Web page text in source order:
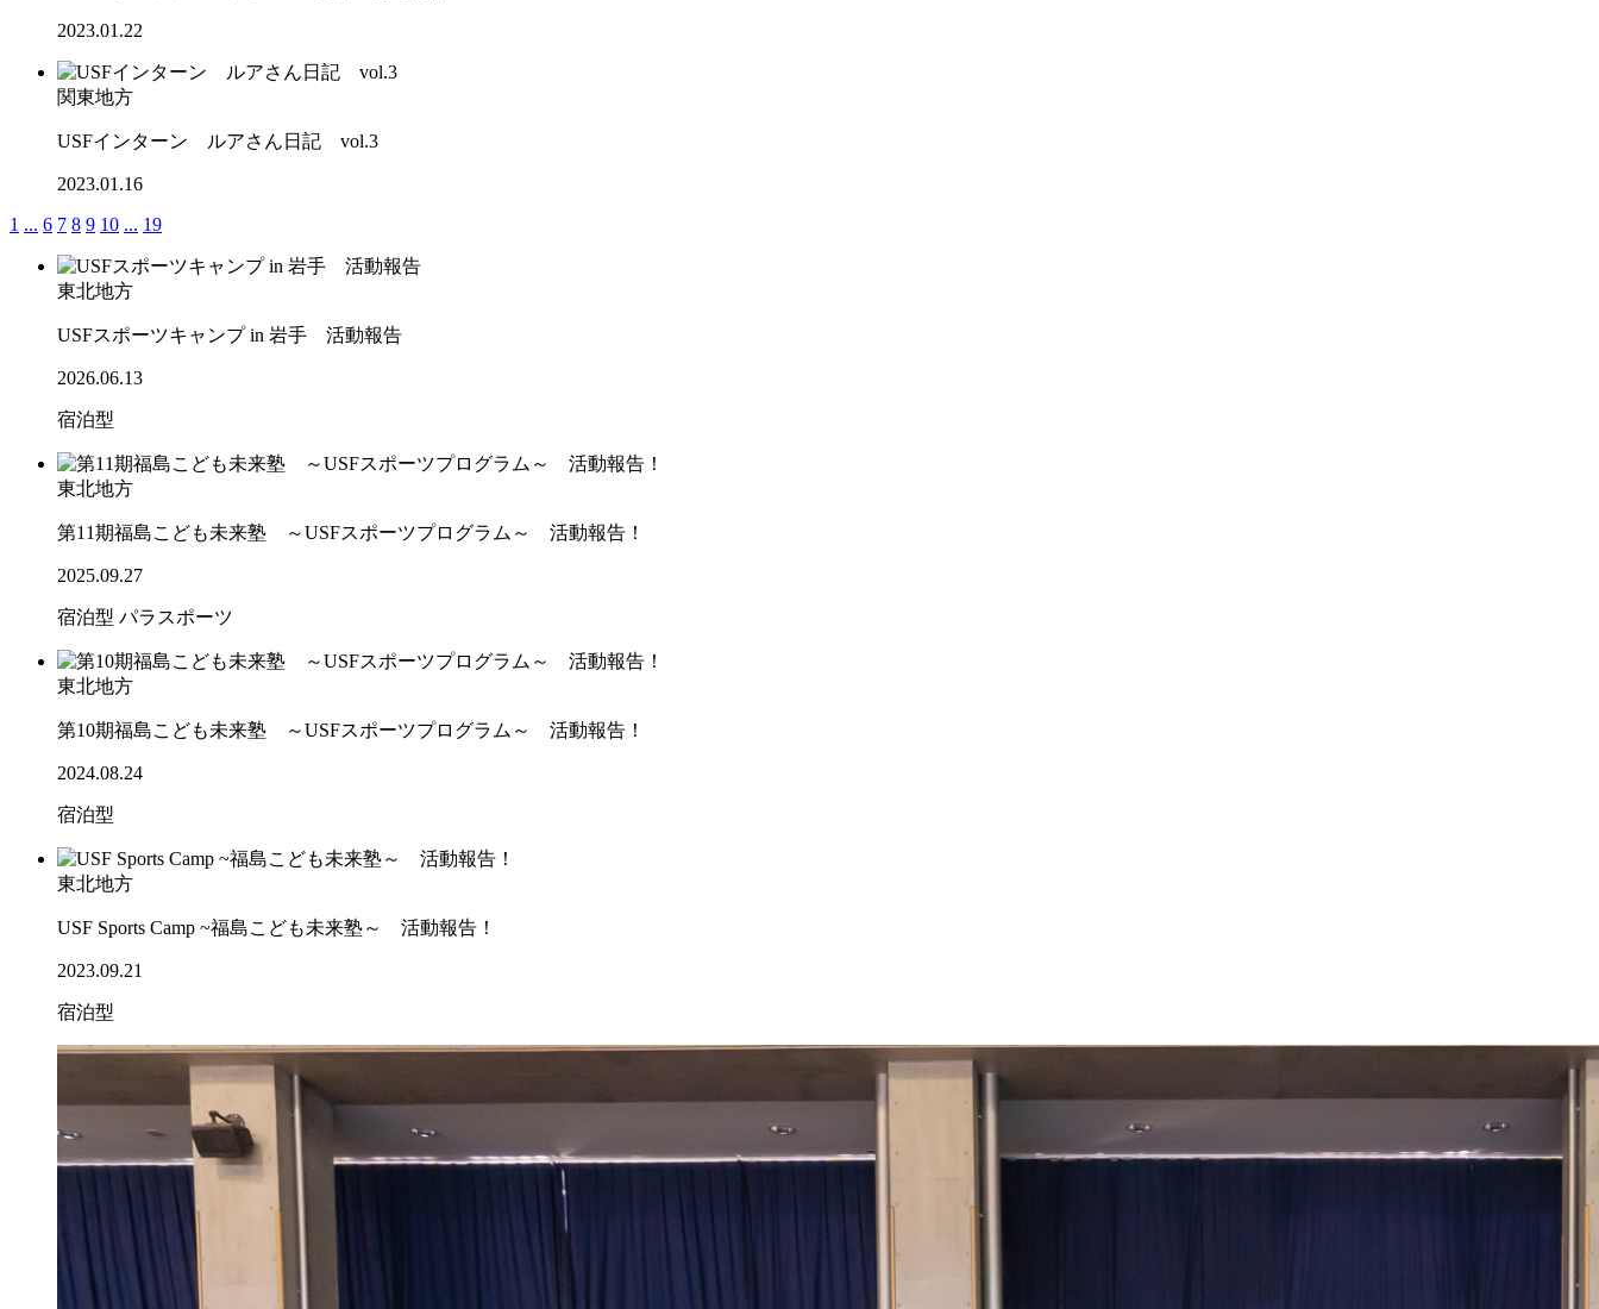
2023.01.22
関東地方
USFインターン ルアさん日記 vol.3
2023.01.16
1 ... 6 7 8 9 10 ... 19
東北地方
USFスポーツキャンプ in 岩手 活動報告
2026.06.13
宿泊型
東北地方
第11期福島こども未来塾 ～USFスポーツプログラム～ 活動報告！
2025.09.27
宿泊型 パラスポーツ
東北地方
第10期福島こども未来塾 ～USFスポーツプログラム～ 活動報告！
2024.08.24
宿泊型
東北地方
USF Sports Camp ~福島こども未来塾～ 活動報告！
2023.09.21
宿泊型